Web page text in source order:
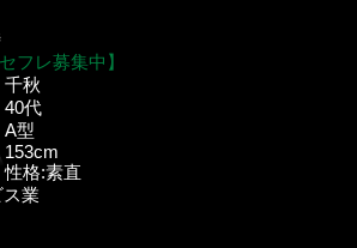
フレ募集中】
千秋
40代
A型
153cm
性格:素直
業